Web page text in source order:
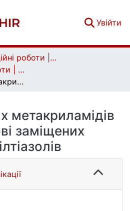
Увійти
Кваліфікаційні роботи | Qualifying works
Бакалаврські роботи | Bachelor theses
Синтез нових метакриламідів на основі заміщених фенілтіазолів
метакриламідів
заміщених